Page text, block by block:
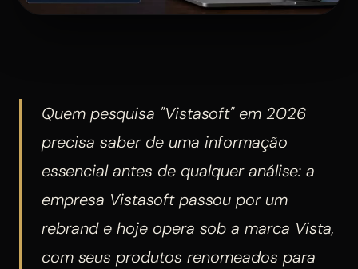
Quem pesquisa "Vistasoft" em 2026
precisa saber de uma informação
essencial antes de qualquer análise: a
empresa Vistasoft passou por um
rebrand e hoje opera sob a marca Vista,
com seus produtos renomeados para